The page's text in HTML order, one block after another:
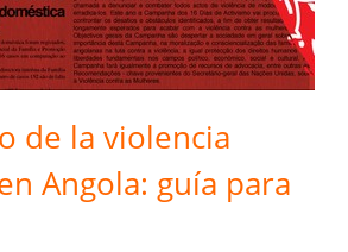
de la violencia
Angola: guía para